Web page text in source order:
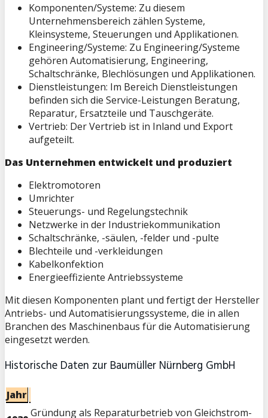
Komponenten/Systeme: Zu diesem
Unternehmensbereich zählen Systeme,
Kleinsysteme, Steuerungen und Applikationen.
Engineering/Systeme: Zu Engineering/Systeme
gehören Automatisierung, Engineering,
Schaltschränke, Blechlösungen und Applikationen.
Dienstleistungen: Im Bereich Dienstleistungen
befinden sich die Service-Leistungen Beratung,
Reparatur, Ersatzteile und Tauschgeräte.
Vertrieb: Der Vertrieb ist in Inland und Export
aufgeteilt.
Das Unternehmen entwickelt und produziert
Elektromotoren
Umrichter
Steuerungs- und Regelungstechnik
Netzwerke in der Industriekommunikation
Schaltschränke, -säulen, -felder und -pulte
Blechteile und -verkleidungen
Kabelkonfektion
Energieeffiziente Antriebssysteme
Mit diesen Komponenten plant und fertigt der Hersteller
Antriebs- und Automatisierungssysteme, die in allen
Branchen des Maschinenbaus für die Automatisierung
eingesetzt werden.
Historische Daten zur Baumüller Nürnberg GmbH
Jahr
Gründung als Reparaturbetrieb von Gleichstrom-